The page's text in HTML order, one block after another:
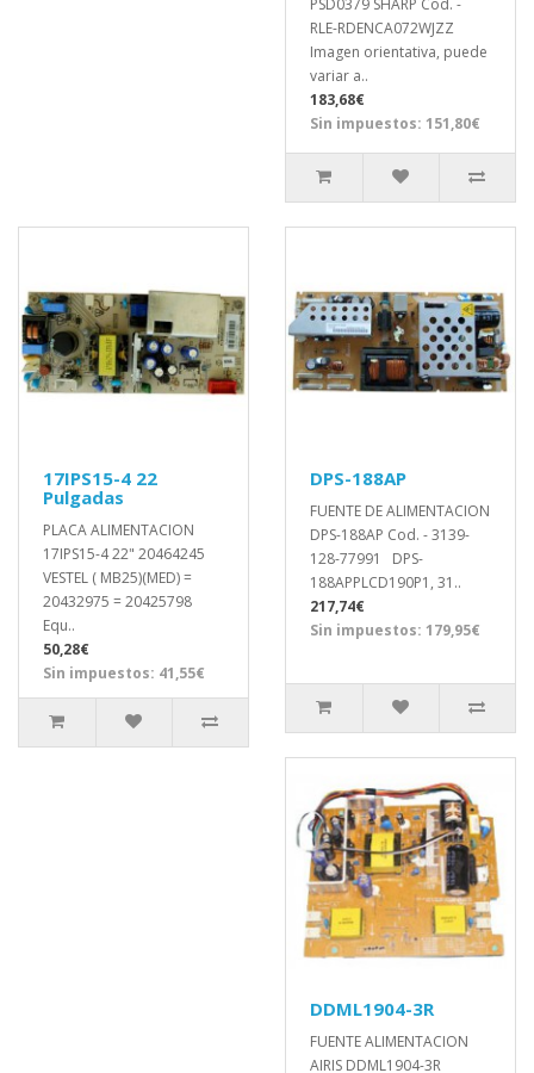
RLE-RDENCA072WJZZ
Imagen orientativa, puede
variar a..
183,68€
Sin impuestos: 151,80€
17IPS15-4 22
Pulgadas
PLACA ALIMENTACION
17IPS15-4 22" 20464245
VESTEL ( MB25)(MED) =
20432975 = 20425798
Equ..
50,28€
Sin impuestos: 41,55€
DPS-188AP
FUENTE DE ALIMENTACION
DPS-188AP Cod. - 3139-
128-77991 DPS-
188APPLCD190P1, 31..
217,74€
Sin impuestos: 179,95€
DDML1904-3R
FUENTE ALIMENTACION
AIRIS DDML1904-3R